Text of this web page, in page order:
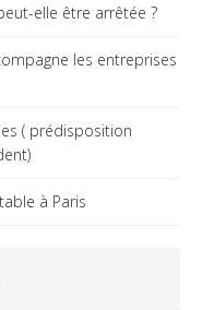
elle être arrêtée ?
les entreprises
( prédisposition
à Paris